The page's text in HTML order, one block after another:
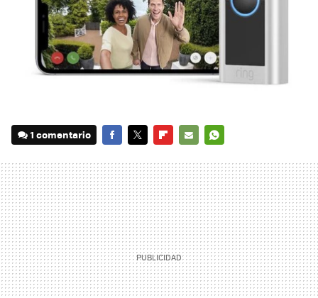
1 comentario
MAIL